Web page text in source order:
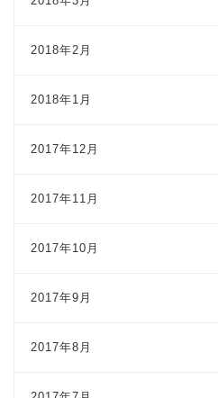
2018年2月
2018年1月
2017年12月
2017年11月
2017年10月
2017年9月
2017年8月